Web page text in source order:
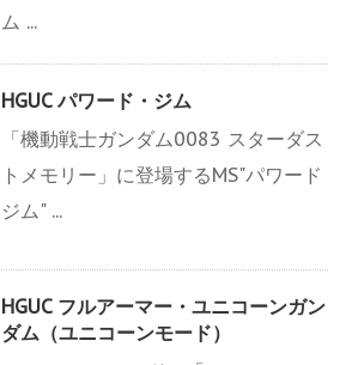
ム ...
HGUC パワード・ジム
「機動戦士ガンダム0083 スターダス
トメモリー」に登場するMS"パワード
ジム" ...
HGUC フルアーマー・ユニコーンガン
ダム（ユニコーンモード）